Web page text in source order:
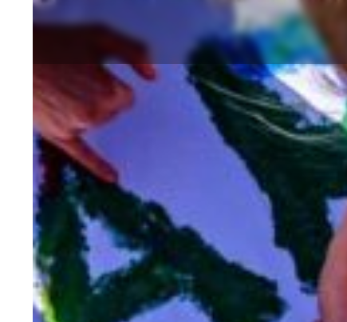
Bad Saarow Electric